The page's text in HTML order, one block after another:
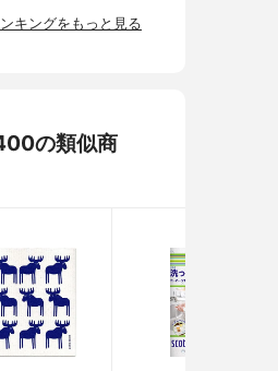
キングをもっと見る
の類似商